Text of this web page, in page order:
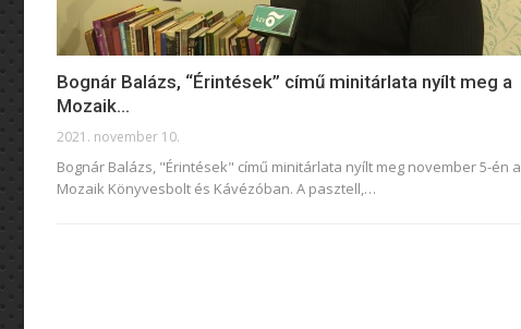
Bognár Balázs, “Érintések” című minitárlata nyílt meg a
Mozaik…
2021. november 10.
Bognár Balázs, "Érintések" című minitárlata nyílt meg november 5-én a
Mozaik Könyvesbolt és Kávézóban. A pasztell,…